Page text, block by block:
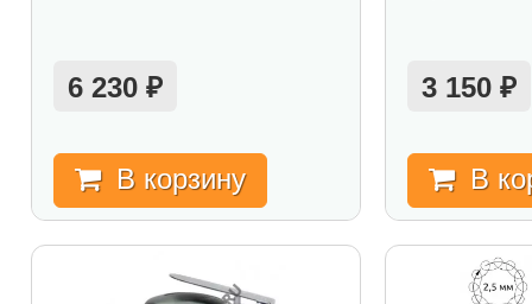
6 230 ₽
В корзину
3 150₽
В